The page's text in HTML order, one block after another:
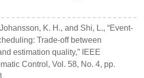
K. H., and Shi, L., “Event-
Trade-off between
estimation quality,” IEEE
Control, Vol. 58, No. 4, pp.